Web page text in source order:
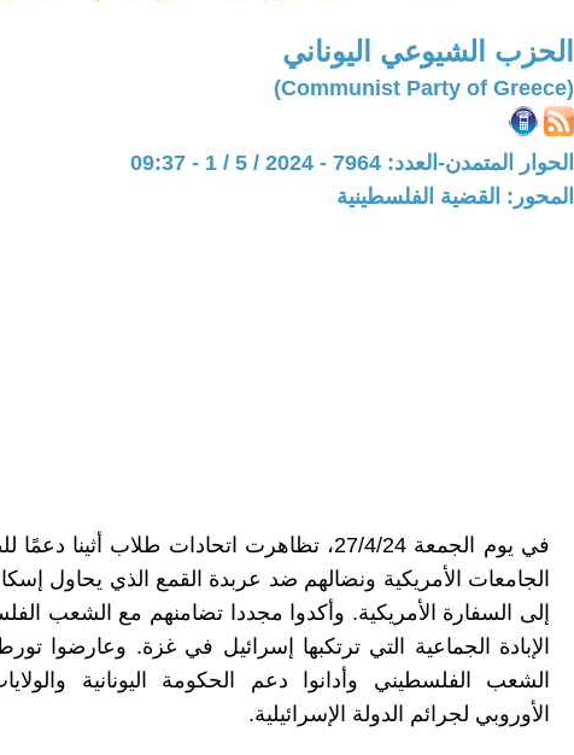
الحزب الشيوعي اليوناني
(Communist Party of Greece)
الحوار المتمدن-العدد: 7964 - 2024 / 5 / 1 - 09:37
المحور: القضية الفلسطينية
في يوم الجمعة 27/4/24، تظاهرت اتحادات طلاب
الجامعات الأمريكية ونضالهم ضد عربدة القمع الذي يحاول
إلى السفارة الأمريكية. وأكدوا مجددا تضامنهم مع الشعب
الإبادة الجماعية التي ترتكبها إسرائيل في غزة. وعارضوا
الشعب الفلسطيني وأدانوا دعم الحكومة اليونانية
الأوروبي لجرائم الدولة الإسرائيلية.